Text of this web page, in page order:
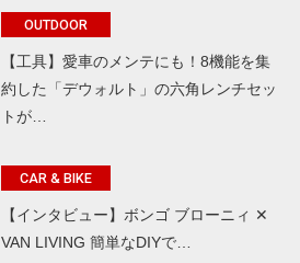
OUTDOOR
【工具】愛車のメンテにも！8機能を集
約した「デウォルト」の六角レンチセッ
トが…
CAR & BIKE
【インタビュー】ボンゴ ブローニィ ✕
VAN LIVING 簡単なDIYで…